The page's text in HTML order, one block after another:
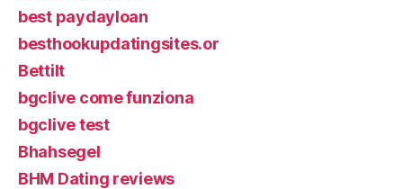
best paydayloan
besthookupdatingsites.or
Bettilt
bgclive come funziona
bgclive test
Bhahsegel
BHM Dating reviews